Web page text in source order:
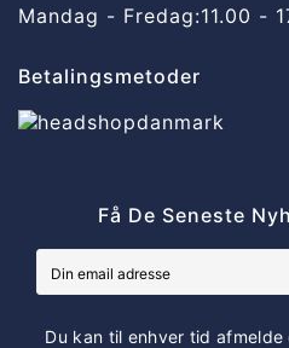
Mandag - Fredag:11.00 -
Betalingsmetoder
Få De Seneste
Du kan til enhver tid